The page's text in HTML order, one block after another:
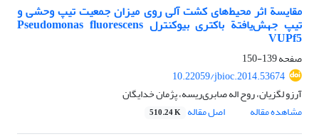
مقایسة اثر محیط‌های کشت آلی روی میزان جمعیت تیپ وحشی و
تیپ جهش‌یافتة باکتری بیوکنترل Pseudomonas fluorescens
VUPf5
صفحه139-150
10.22059/jbioc.2014.53674
آرزو لگزیان، روح اله صابری‌ریسه، پژمان خدایگان
مشاهده مقاله
اصل مقاله 510.24 K